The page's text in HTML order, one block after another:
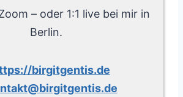
– oder 1:1 live bei mir in
Berlin.
birgitgentis.de